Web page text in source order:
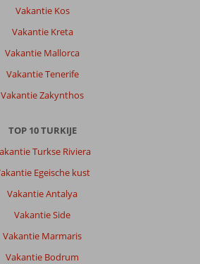
Vakantie Kos
Vakantie Kreta
Vakantie Mallorca
Vakantie Tenerife
Vakantie Zakynthos
TOP 10 TURKIJE
Turkse Riviera
Egeische kust
Vakantie Antalya
Vakantie Side
Vakantie Marmaris
Vakantie Bodrum